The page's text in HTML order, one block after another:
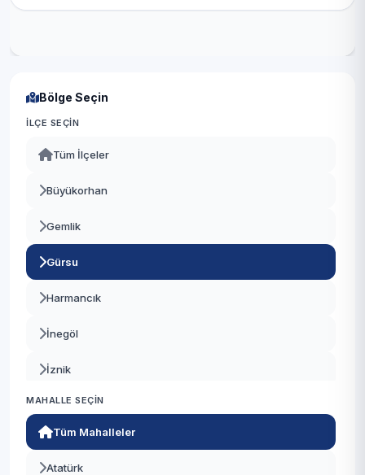
Bölge Seçin
İLÇE SEÇIN
Tüm İlçeler
Büyükorhan
Gemlik
Gürsu
Harmancık
İnegöl
İznik
Karacabey
Keles
MAHALLE SEÇIN
Tüm Mahalleler
Atatürk